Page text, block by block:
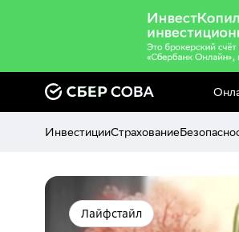
ИнвестицииСтрахование
Лайфстайл